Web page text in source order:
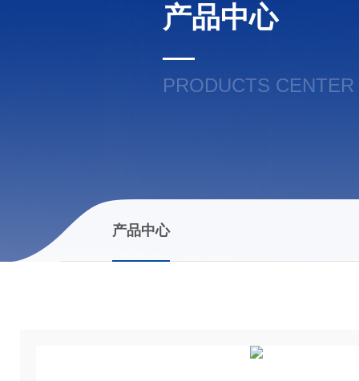
产品中心
PRODUCTS CENTER
产品中心